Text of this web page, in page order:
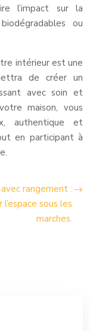
l’impact sur la
ou
intérieur est une
de créer un
avec soin et
maison, vous
authentique et
en participant à
rangement :
sous les
marches.